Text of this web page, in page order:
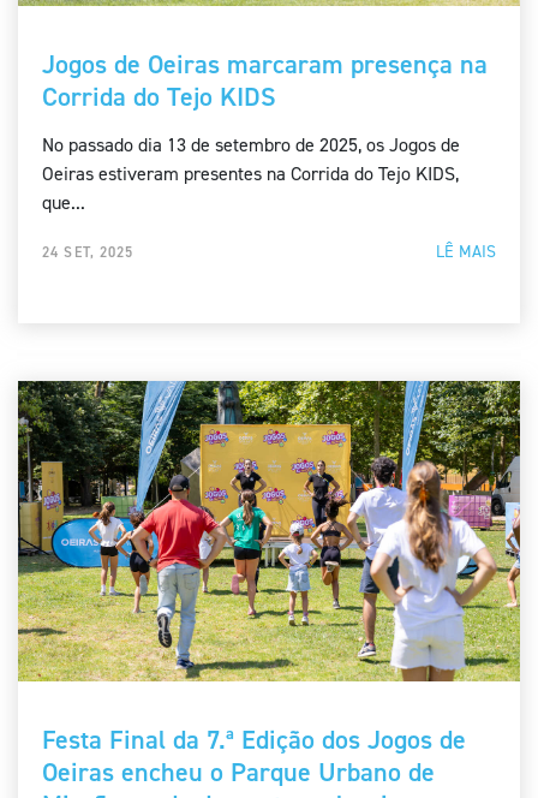
Jogos de Oeiras marcaram presença na
Corrida do Tejo KIDS
No passado dia 13 de setembro de 2025, os Jogos de
Oeiras estiveram presentes na Corrida do Tejo KIDS,
que...
LÊ MAIS
24 SET, 2025
Festa Final da 7.ª Edição dos Jogos de
Oeiras encheu o Parque Urbano de